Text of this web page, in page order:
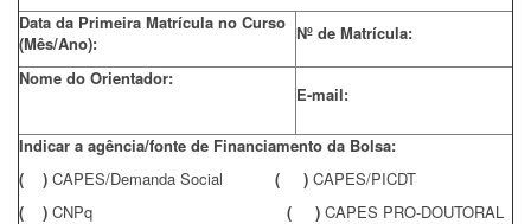
Data da Primeira Matrícula no Curso
(Mês/Ano):
Nº de Matrícula:
Nome do Orientador:
E-mail:
Indicar a agência/fonte de Financiamento da Bolsa:
( ) CAPES/Demanda Social ( ) CAPES/PICDT
( ) CNPq ( ) CAPES PRO-DOUTORAL